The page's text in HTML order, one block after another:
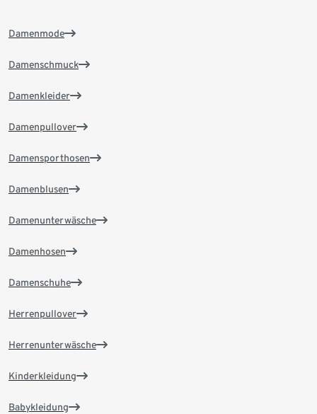
Damenmode
Damenschmuck
Damenkleider
Damenpullover
Damensporthosen
Damenblusen
Damenunterwäsche
Damenhosen
Damenschuhe
Herrenpullover
Herrenunterwäsche
Kinderkleidung
Babykleidung